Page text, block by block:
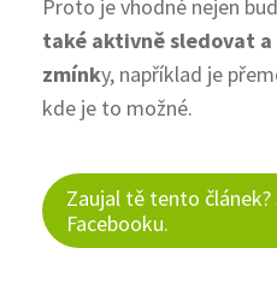
Proto je vhodné nejen
také aktivně sledovat
zmínky, například je
kde je to možné.
Zaujal tě tento článek?
Facebooku.